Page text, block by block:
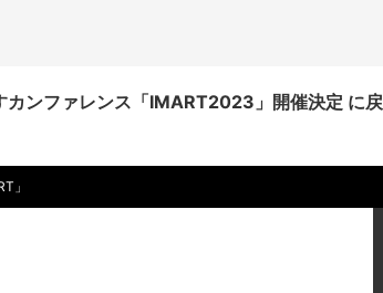
カンファレンス「IMART2023」開催決定 に戻
」